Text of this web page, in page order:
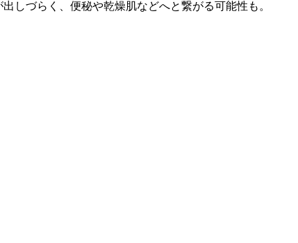
しづらく、便秘や乾燥肌などへと繋がる可能性も。